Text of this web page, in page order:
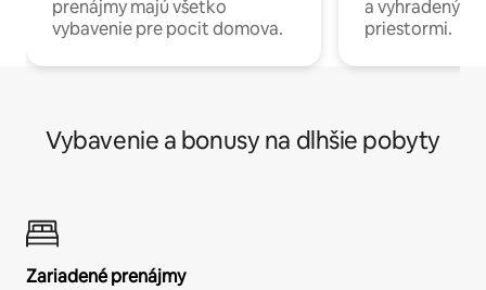
prenájmy majú všetko
vybavenie pre pocit domova.
a
priestormi.
Vybavenie a bonusy na dlhšie pobyty
Zariadené prenájmy